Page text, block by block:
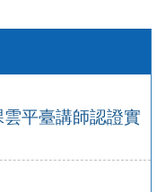
平臺講師認證實